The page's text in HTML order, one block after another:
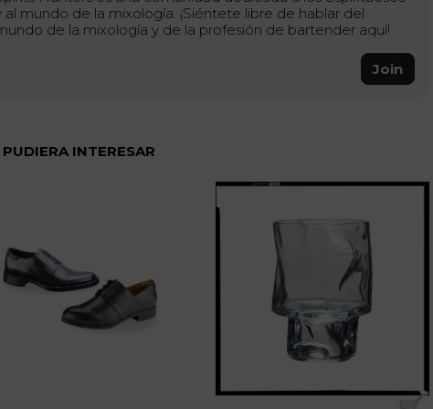
al mundo de la mixología. ¡Siéntete libre de hablar del
de la mixología y de la profesión de bartender aquí!
Join
INTERESAR